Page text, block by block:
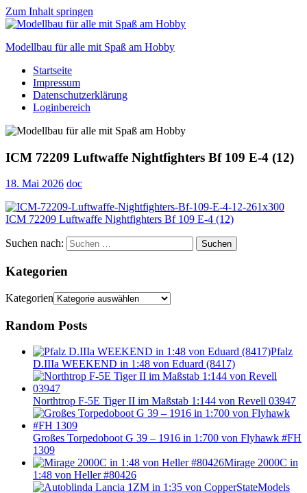
Zum Inhalt springen
Modellbau für alle mit Spaß am Hobby
Scale
modelling
to
Startseite
Impressum
Datenschutzerklärung
Loginbereich
ICM 72209 Luftwaffe Nightfighters Bf 109 E-4 (12)
18. Mai 2026 doc
Suchen nach: Suchen
Kategorien
Kategorien
Random Posts
Pfalz
D.IIIa WEEKEND in 1:48 von Eduard (8417)
Northtrop F-5E Tiger II im Maßstab 1:144 von Revell 03947
Großes Torpedoboot G 39 – 1916 in 1:700 von Flyhawk #FH
1309
Mirage 2000C in
1:48 von Heller #80426